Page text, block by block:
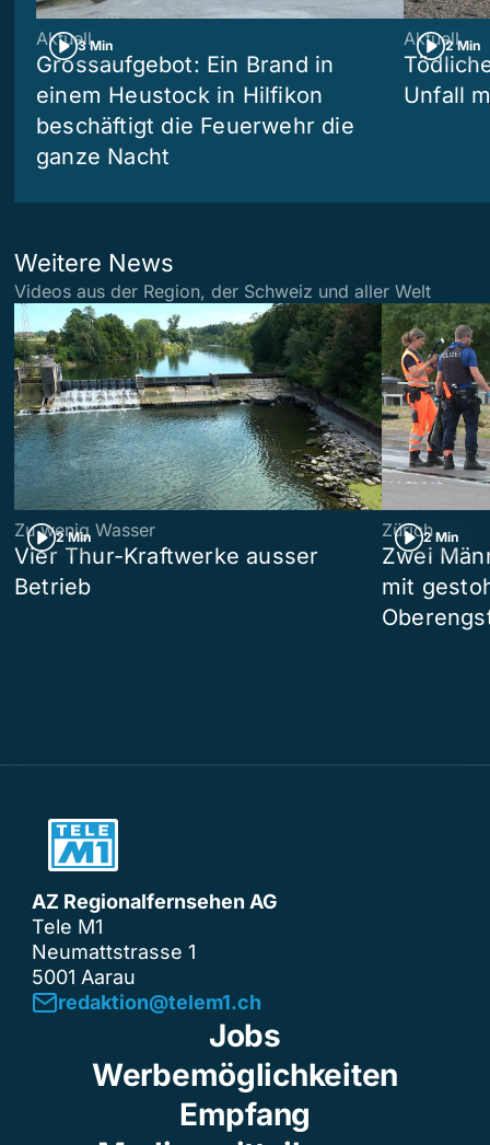
3 Min
Aktuell
Grossaufgebot: Ein Brand in
einem Heustock in Hilfikon
beschäftigt die Feuerwehr die
ganze Nacht
2 Min
Aktuell
Unfall
Weitere News
Videos aus der Region, der Schweiz und aller Welt
2 Min
Zu wenig Wasser
Vier Thur-Kraftwerke ausser
Betrieb
2 Min
Zürich
Zwei
mit
AZ Regionalfernsehen AG
Tele M1
Neumattstrasse 1
5001 Aarau
redaktion@telem1.ch
Jobs
Werbemöglichkeiten
Empfang